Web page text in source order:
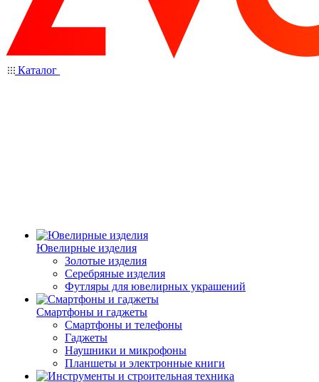
Каталог
Ювелирные изделия
Золотые изделия
Серебряные изделия
Футляры для ювелирных украшений
Смартфоны и гаджеты
Смартфоны и телефоны
Гаджеты
Наушники и микрофоны
Планшеты и электронные книги